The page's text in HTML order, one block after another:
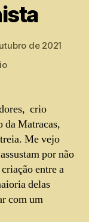
de 2021
crio
da Matracas,
Me vejo
por não
entre a
delas
com um